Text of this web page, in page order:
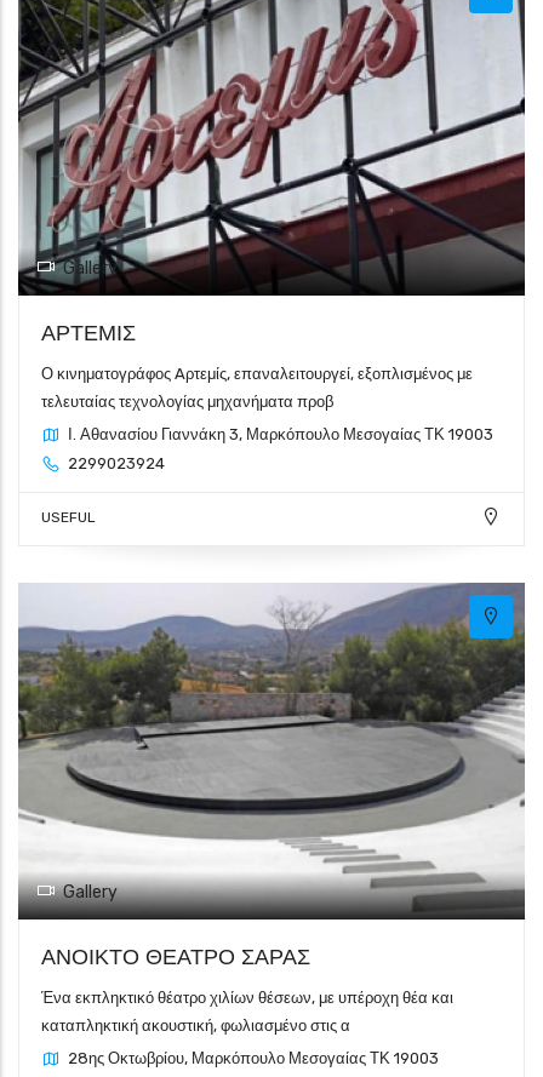
Gallery
ΑΡΤΕΜΙΣ
Ο κινηματογράφος Aρτεμίς, επαναλειτουργεί, εξοπλισμένος με
τελευταίας τεχνολογίας μηχανήματα προβ
Ι. Αθανασίου Γιαννάκη 3, Μαρκόπουλο Μεσογαίας ΤΚ 19003
2299023924
USEFUL
Gallery
ΑΝΟΙΚΤΟ ΘΕΑΤΡΟ ΣΑΡΑΣ
Ένα εκπληκτικό θέατρο χιλίων θέσεων, με υπέροχη θέα και
καταπληκτική ακουστική, φωλιασμένο στις α
28ης Οκτωβρίου, Μαρκόπουλο Μεσογαίας ΤΚ 19003